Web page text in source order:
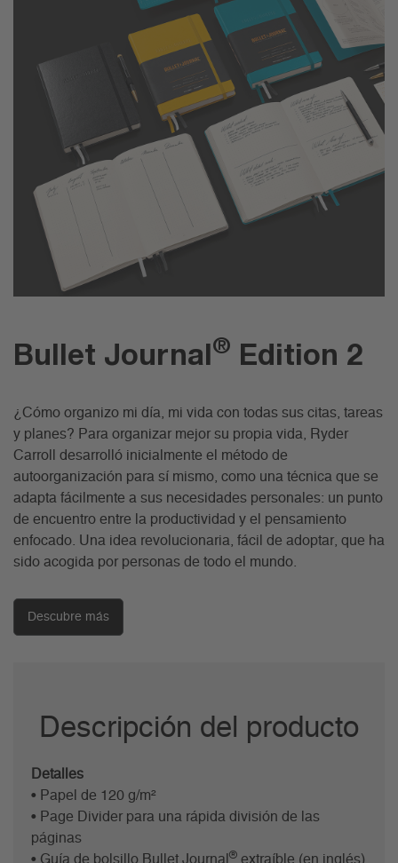
Bullet Journal® Edition 2
¿Cómo organizo mi día, mi vida con todas sus citas, tareas
y planes? Para organizar mejor su propia vida, Ryder
Carroll desarrolló inicialmente el método de
autoorganización para sí mismo, como una técnica que se
adapta fácilmente a sus necesidades personales: un punto
de encuentro entre la productividad y el pensamiento
enfocado. Una idea revolucionaria, fácil de adoptar, que ha
sido acogida por personas de todo el mundo.
Descubre más
Descripción del producto
Detalles
• Papel de 120 g/m²
• Page Divider para una rápida división de las
páginas
• Guía de bolsillo Bullet Journal ® extraíble (en inglés)